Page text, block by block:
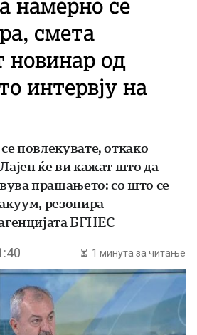
намерно се
смета
новинар од
интервју на
повлекувате, откако
ќе ви кажат што да
прашањето: со што се
резонира
БГНЕС
1 минута за читање